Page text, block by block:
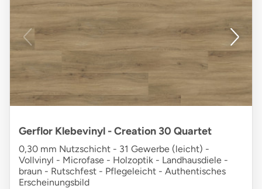
Gerflor Klebevinyl - Creation 30 Quartet
0,30 mm Nutzschicht - 31 Gewerbe (leicht) -
Vollvinyl - Microfase - Holzoptik - Landhausdiele -
braun - Rutschfest - Pflegeleicht - Authentisches
Erscheinungsbild